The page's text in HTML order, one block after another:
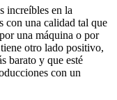
increíbles en la
con una calidad tal que
una máquina o por
otro lado positivo,
barato y que esté
con un